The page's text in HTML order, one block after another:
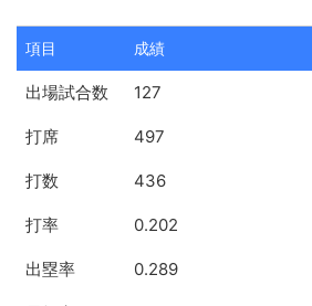
項目 成績
出場試合数 127
打席 497
打数 436
打率 0.202
出塁率 0.289